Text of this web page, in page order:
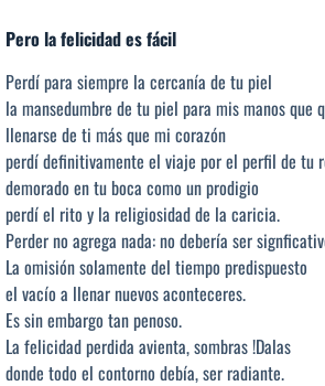
Pero la felicidad es fácil
Perdí para siempre la cercanía de tu piel
la mansedumbre de tu piel para mis manos que
llenarse de ti más que mi corazón
perdí definitivamente el viaje por el perfil de tu
demorado en tu boca como un prodigio
perdí el rito y la religiosidad de la caricia.
Perder no agrega nada: no debería ser
La omisión solamente del tiempo predispuesto
el vacío a llenar nuevos aconteceres.
Es sin embargo tan penoso.
La felicidad perdida avienta, sombras !Dalas
donde todo el contorno debía, ser radiante.